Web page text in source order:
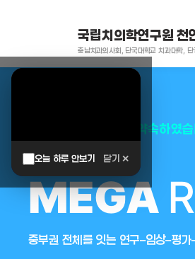
국립치의학연구원 천
충남치과의사회, 단국대학교 치과대학,
오늘 하루 안보기 닫기 ✕
대한민국은 두번이나 약속하였
MEGA
중부권 전체를 잇는 연구–임상–평